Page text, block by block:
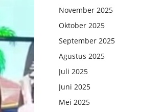
November 2025
Oktober 2025
September 2025
Agustus 2025
Juli 2025
Juni 2025
Mei 2025